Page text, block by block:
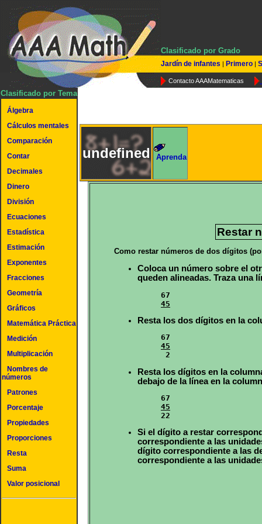
Clasificado por Grado
Jardín de infantes | Primero |
Contacto AAAMatematicas
Clasificado por Tema
Álgebra
Cálculos mentales
Comparación
Contar
Decimales
Dinero
División
Ecuaciones
Estadística
Estimación
Exponentes
Fracciones
Geometría
Gráficos
Matemática Práctica
Medición
Multiplicación
Nombres de
números
Patrones
Porcentaje
Propiedades
Proporciones
Resta
Suma
Valor posicional
undefined Aprenda
Restar
Como restar números de dos dígitos
Coloca un número sobre el
queden alineadas. Traza una
45
Resta los dos dígitos en la
45
Resta los dígitos en la
debajo de la línea en la
45
22
Si el dígito a restar
correspondiente a las
dígito correspondiente a las
correspondiente a las